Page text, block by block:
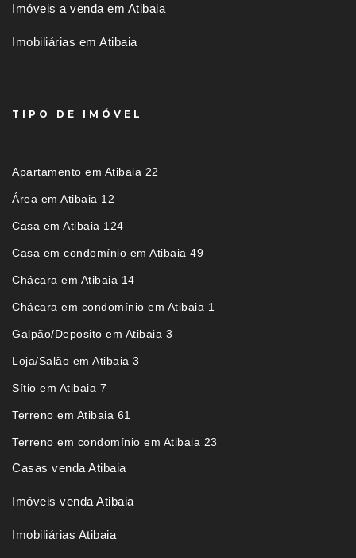
Imóveis a venda em Atibaia
Imobiliárias em Atibaia
TIPO DE IMÓVEL
Apartamento em Atibaia 22
Área em Atibaia 12
Casa em Atibaia 124
Casa em condomínio em Atibaia 49
Chácara em Atibaia 14
Chácara em condomínio em Atibaia 1
Galpão/Deposito em Atibaia 3
Loja/Salão em Atibaia 3
Sítio em Atibaia 7
Terreno em Atibaia 61
Terreno em condomínio em Atibaia 23
Casas venda Atibaia
Imóveis venda Atibaia
Imobiliárias Atibaia